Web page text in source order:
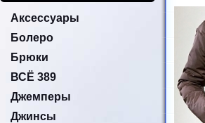
Аксессуары
Болеро
Брюки
ВСЁ 389
Джемперы
Джинсы